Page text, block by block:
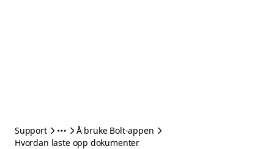
Support
Å bruke Bolt-appen
Hvordan laste opp dokumenter